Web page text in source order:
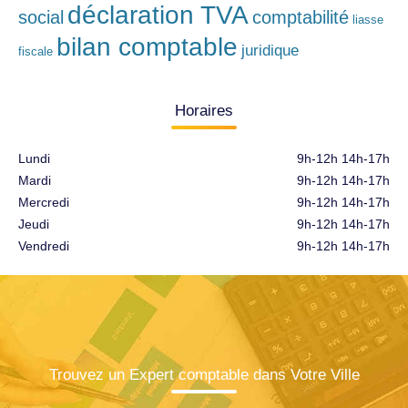
social déclaration TVA comptabilité liasse
fiscale bilan comptable juridique
Horaires
Lundi
Mardi
Mercredi
Jeudi
Vendredi
9h-12h 14h-17h
9h-12h 14h-17h
9h-12h 14h-17h
9h-12h 14h-17h
9h-12h 14h-17h
Trouvez un Expert comptable dans Votre Ville